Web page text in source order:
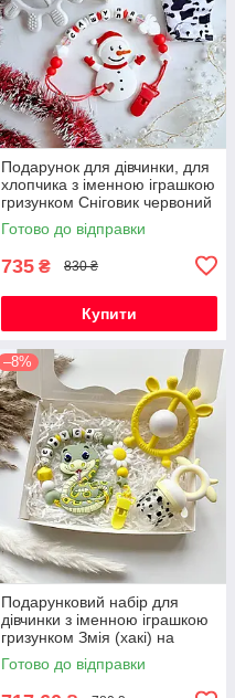
Подарунок для дівчинки, для
хлопчика з іменною іграшкою
гризунком Сніговик червоний
на Новорічні свята
Готово до відправки
735 ₴ 830 ₴
Купити
–8%
Подарунковий набір для
дівчинки з іменною іграшкою
гризунком Змія (хакі) на
виписку, хрестини, півроку
Готово до відправки